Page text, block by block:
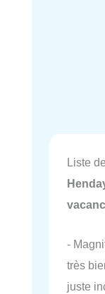
Liste
-
très
juste